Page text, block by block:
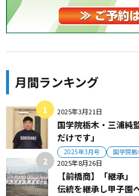
月間ランキング
2025年3月21日
国学院栃木・三浦純
だけです」
2025年3月号 国学院栃
2025年8月26日
【前橋商】「継承
伝統を継承し甲子園